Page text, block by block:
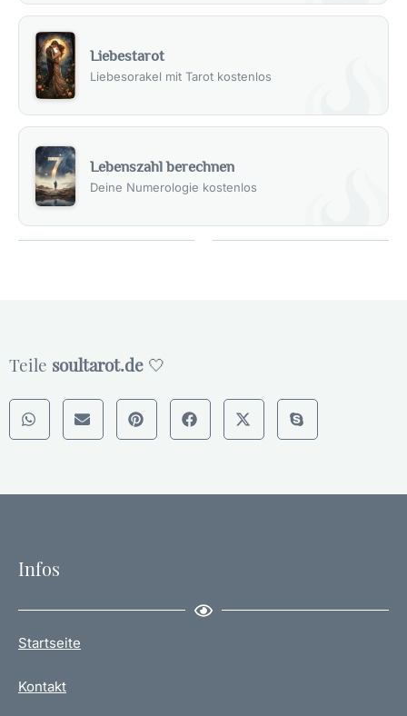
Liebestarot
Liebesorakel mit Tarot kostenlos
Lebenszahl berechnen
Deine Numerologie kostenlos
Teile soultarot.de 🤍
Infos
Startseite
Kontakt